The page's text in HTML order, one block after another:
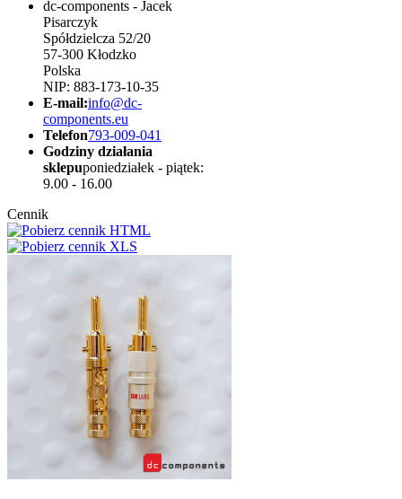
dc-components - Jacek
Pisarczyk
Spółdzielcza 52/20
57-300 Kłodzko
Polska
NIP: 883-173-10-35
E-mail:info@dc-
components.eu
Telefon793-009-041
Godziny działania
sklepuponiedziałek - piątek:
9.00 - 16.00
Cennik